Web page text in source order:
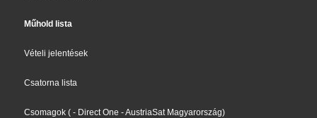
Műhold lista
Vételi jelentések
Csatorna lista
Csomagok (- Direct One - AustriaSat Magyarország)